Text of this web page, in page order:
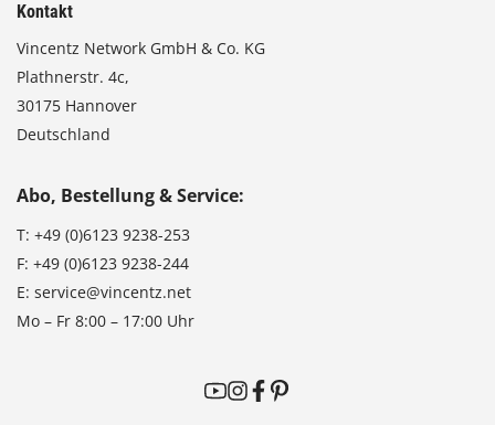
Kontakt
Vincentz Network GmbH & Co. KG
Plathnerstr. 4c,
30175 Hannover
Deutschland
Abo, Bestellung & Service:
T: +49 (0)6123 9238-253
F: +49 (0)6123 9238-244
E: service@vincentz.net
Mo – Fr 8:00 – 17:00 Uhr